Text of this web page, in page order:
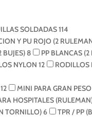
SOLDADAS114
Y PU ROJO (2
BUJES) 8 PP BLANCAS
NYLON 12 RODILLOS
12 MINI PARA GRAN
HOSPITALES
TORNILLO)6 TPR / PP